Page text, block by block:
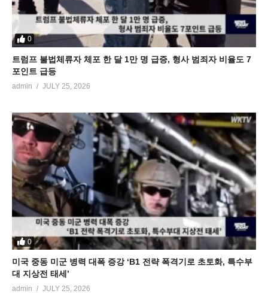
0
트럼프 불법체류자 체포 한 달 1만 명 급증, 형사 범죄자 비율도 7
포인트 급등
admin JULY 25, 2026
0
미국 중동 미군 병력 대폭 증강 ‘B1 전략 폭격기로 초토화, 특수부
대 지상전 태세’
admin JULY 25, 2026